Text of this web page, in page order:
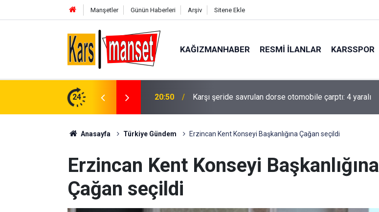
Manşetler Günün Haberleri Arşiv Sitene Ekle
KAĞIZMANHABER RESMI İLANLAR KARSSPOR
24 20:48 TSKGV Erzurum Bölge Temsilciliği açıldı
Anasayfa Türkiye Gündem Erzincan Kent Konseyi Başkanlığına Çağan seçildi
Erzincan Kent Konseyi Başkanlığına
Çağan seçildi